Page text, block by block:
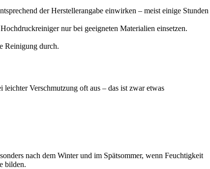
der Herstellerangabe einwirken – meist einige Stunden
nur bei geeigneten Materialien einsetzen.
Reinigung durch.
Verschmutzung oft aus – das ist zwar etwas
nach dem Winter und im Spätsommer, wenn Feuchtigkeit
bilden.